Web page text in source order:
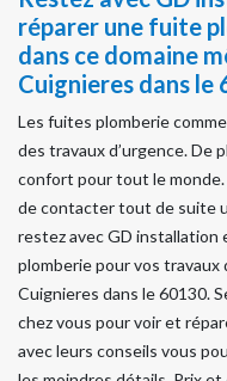
réparer une fuite
dans ce domaine
Cuignieres dans le
Les fuites plomberie
des travaux d’urgence. De
confort pour tout le monde.
de contacter tout de suite
restez avec GD
plomberie pour vos travaux
Cuignieres dans le 60130.
chez vous pour voir et
avec leurs conseils vous